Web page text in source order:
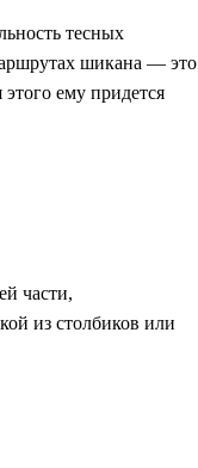
тесных
шикана — это
ему придется
части,
из столбиков или